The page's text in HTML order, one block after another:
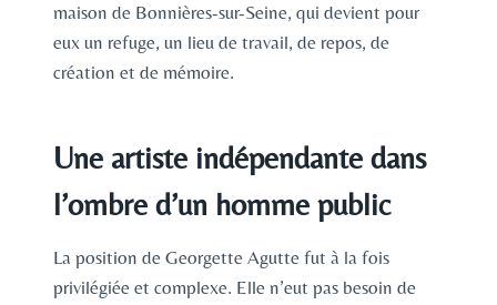
maison de Bonnières-sur-Seine, qui devient pour
eux un refuge, un lieu de travail, de repos, de
création et de mémoire.
Une artiste indépendante dans
l’ombre d’un homme public
La position de Georgette Agutte fut à la fois
privilégiée et complexe. Elle n’eut pas besoin de